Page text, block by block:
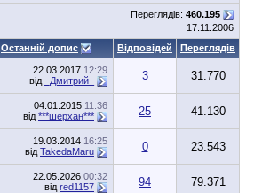
Переглядів: 460.195
17.11.2006
Останній допис Відповідей Переглядів
22.03.2017 12:29
від
_Дмитрий_ 3 31.770
04.01.2015 11:36
від ***шерхан*** 25 41.130
19.03.2014 16:25
від TakedaMaru 0 23.543
22.05.2026 00:32
від red1157 94 79.371